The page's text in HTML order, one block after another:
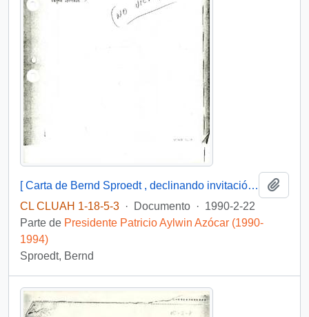
[ Carta de Bernd Sproedt , declinando invitación a acto de posesión ].
CL CLUAH 1-18-5-3 · Documento · 1990-2-22
Parte de Presidente Patricio Aylwin Azócar (1990-
1994)
Sproedt, Bernd